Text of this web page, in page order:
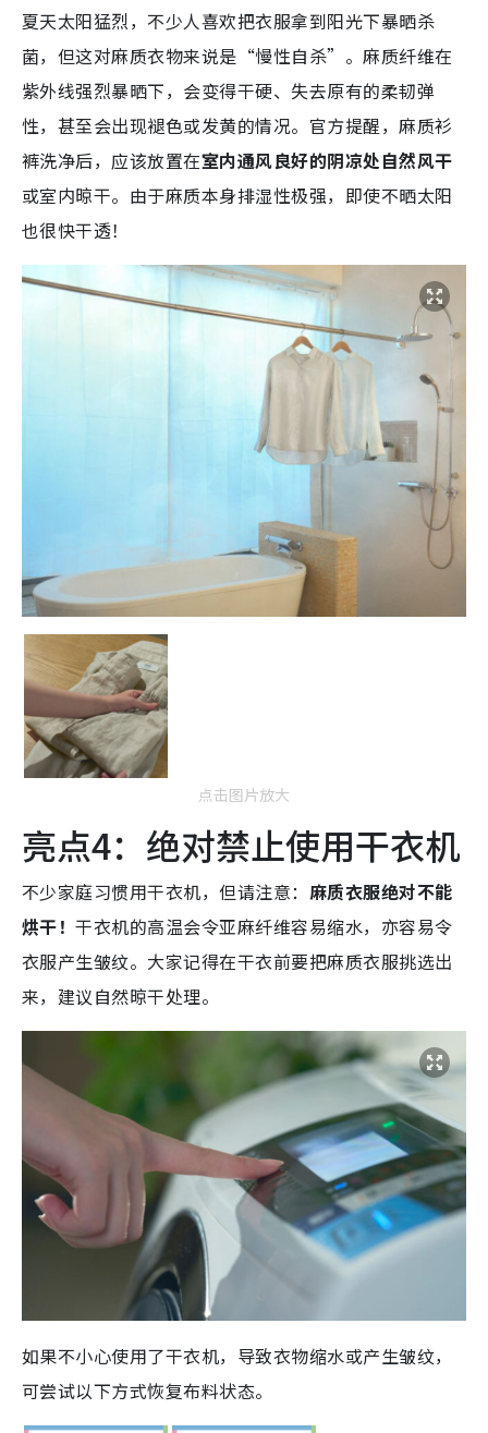
夏天太阳猛烈，不少人喜欢把衣服拿到阳光下暴晒杀
菌，但这对麻质衣物来说是“慢性自杀”。麻质纤维在
紫外线强烈暴晒下，会变得干硬、失去原有的柔韧弹
性，甚至会出现褪色或发黄的情况。官方提醒，麻质衫
裤洗净后，应该放置在室内通风良好的阴凉处自然风干
或室内晾干。由于麻质本身排湿性极强，即使不晒太阳
也很快干透！
点击图片放大
亮点4：绝对禁止使用干衣机
不少家庭习惯用干衣机，但请注意： 麻质衣服绝对不能
烘干！干衣机的高温会令亚麻纤维容易缩水，亦容易令
衣服产生皱纹。大家记得在干衣前要把麻质衣服挑选出
来，建议自然晾干处理。
如果不小心使用了干衣机，导致衣物缩水或产生皱纹，
可尝试以下方式恢复布料状态。